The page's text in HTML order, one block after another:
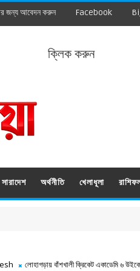
জন্য আবেদন করুন Facebook
ক্লিক করুন
সারাদেশ অর্থনীতি খেলাধূলা
লোহাগড়ায় বাঁশখালী ক্রিকেট একাডেমি ৬